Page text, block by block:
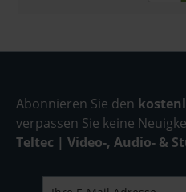
Abonnieren Sie den
verpassen Sie keine
Teltec | Video-, Audio- &